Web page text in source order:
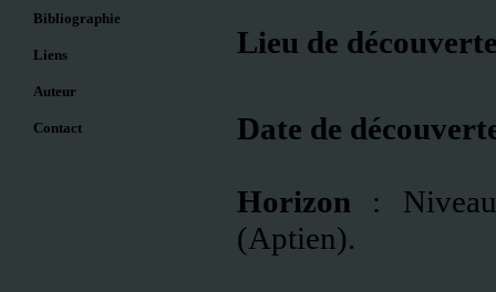
Bibliographie
Liens
Auteur
Contact
Lieu de
Date de
Horizon :
(Aptien).